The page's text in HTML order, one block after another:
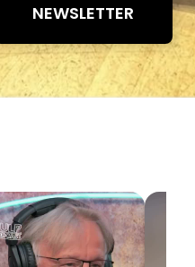
NEWSLETTER